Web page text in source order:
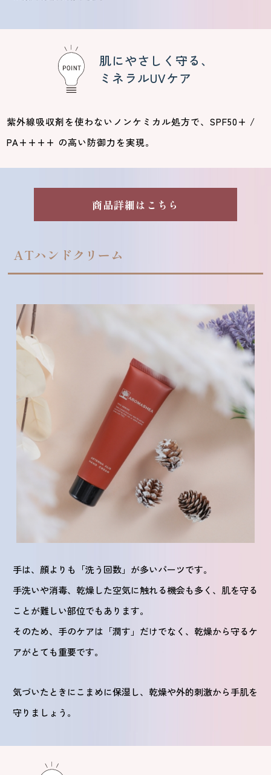
肌にやさしく守る、
ミネラルUVケア
紫外線吸収剤を使わないノンケミカル処方で、SPF50+ /
PA++++ の高い防御力を実現。
商品詳細はこちら
ATハンドクリーム
手は、顔よりも「洗う回数」が多いパーツです。
手洗いや消毒、乾燥した空気に触れる機会も多く、肌を守る
ことが難しい部位でもあります。
そのため、手のケアは「潤す」だけでなく、乾燥から守るケ
アがとても重要です。
気づいたときにこまめに保湿し、乾燥や外的刺激から手肌を
守りましょう。